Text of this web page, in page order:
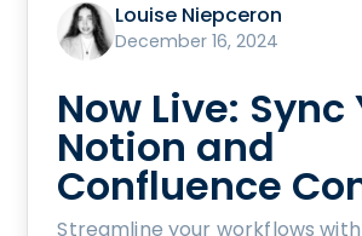
Louise Niepceron
December 16, 2024
Now Live: Sync
Notion and
Confluence
Streamline your workflows with